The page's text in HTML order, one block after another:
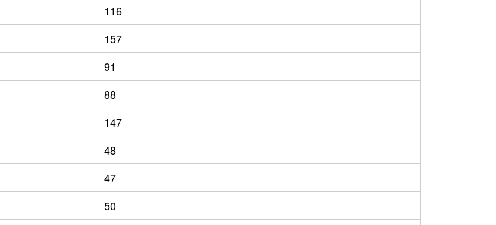
116
157
91
88
147
48
47
50